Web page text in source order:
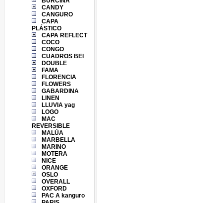
CANDY
CANGURO
CAPA
PLÁSTICO
CAPA REFLECT
COCO
CONGO
CUADROS BEI
DOUBLE
FAMA
FLORENCIA
FLOWERS
GABARDINA
LINEN
LLUVIA yag
LOGO
MAC
REVERSIBLE
MALÚA
MARBELLA
MARINO
MOTERA
NICE
ORANGE
OSLO
OVERALL
OXFORD
PAC A kanguro